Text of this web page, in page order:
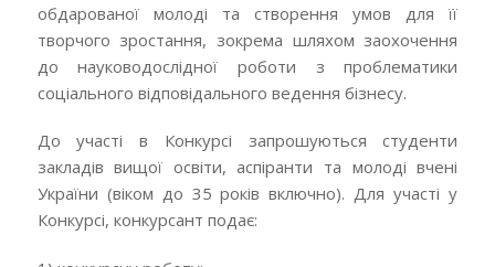
обдарованої молоді та створення умов для її
творчого зростання, зокрема шляхом заохочення
до науководослідної роботи з проблематики
соціального відповідального ведення бізнесу.
До участі в Конкурсі запрошуються студенти
закладів вищої освіти, аспіранти та молоді вчені
України (віком до 35 років включно). Для участі у
Конкурсі, конкурсант подає: